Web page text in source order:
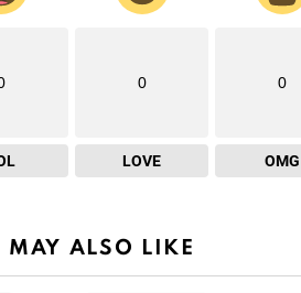
0
LOVE
0
OMG
MAY ALSO LIKE